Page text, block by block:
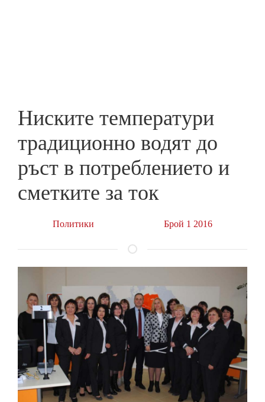
Ниските температури
традиционно водят до
ръст в потреблението и
сметките за ток
Политики Брой 1 2016